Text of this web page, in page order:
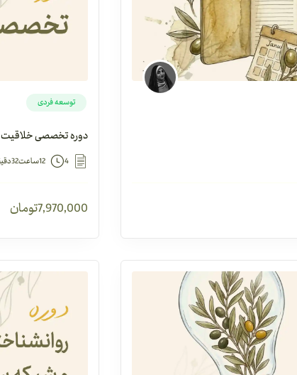
توسعه فردی
دوره تخصصی خلاقیت
4 12ساعت32دقیقه
7,970,000تومان